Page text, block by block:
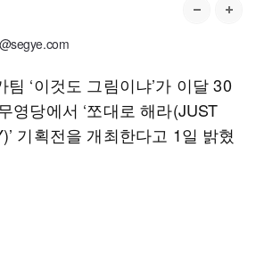
‘이것도 그림이냐’가 이달 30
영당에서 ‘쪼대로 해라(JUST
기획전을 개최한다고 1일 밝혔